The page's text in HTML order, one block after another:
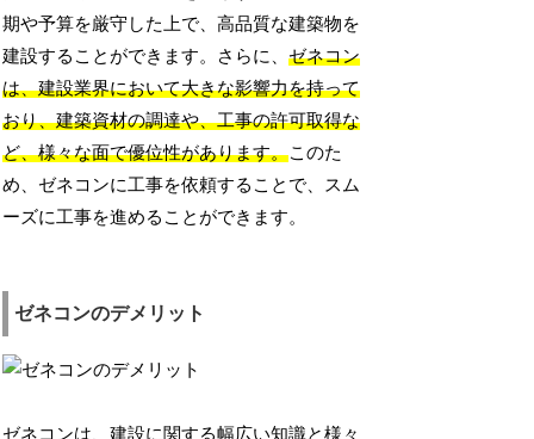
期や予算を厳守した上で、高品質な建築物を
建設することができます。さらに、ゼネコン
は、建設業界において大きな影響力を持って
おり、建築資材の調達や、工事の許可取得な
ど、様々な面で優位性があります。このた
め、ゼネコンに工事を依頼することで、スム
ーズに工事を進めることができます。
ゼネコンのデメリット
ゼネコンは、建設に関する幅広い知識と様々